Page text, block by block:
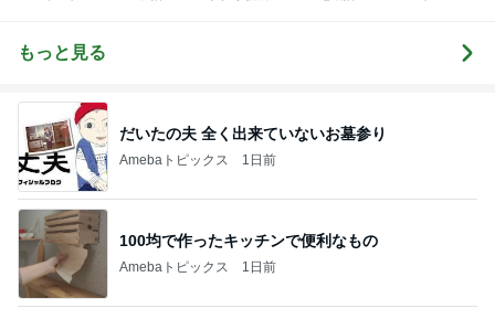
もっと見る
だいたの夫 全く出来ていないお墓参り
Amebaトピックス 1日前
100均で作ったキッチンで便利なもの
Amebaトピックス 1日前